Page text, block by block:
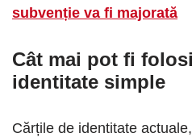
subvenție va fi majorată
Cât mai pot fi
identitate simple
Cărțile de identitate